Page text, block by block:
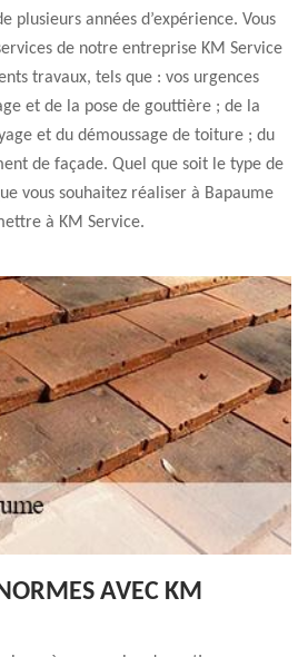
plusieurs années d’expérience. Vous
de notre entreprise KM Service
travaux, tels que : vos urgences
et de la pose de gouttière ; de la
et du démoussage de toiture ; du
de façade. Quel que soit le type de
vous souhaitez réaliser à Bapaume
à KM Service.
AVEC KM